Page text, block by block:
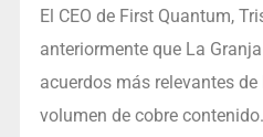
El CEO de First Quantum,
anteriormente que La
acuerdos más relevantes
volumen de cobre